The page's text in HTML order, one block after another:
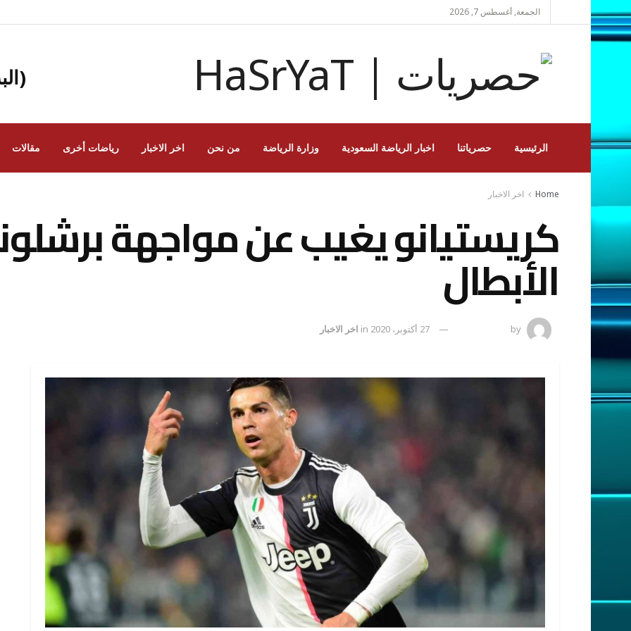
الجمعة, أغسطس 7, 2026
الرئيسية حصرياتنا اخبار الرياضة السعودية وزارة الرياضة من نحن اخر الاخبار رياضات أخرى مقالات
Home اخر الاخبار
كريستيانو يغيب عن مواجهة
الأبطال
by 27 أكتوبر، 2020 in اخر الاخبار